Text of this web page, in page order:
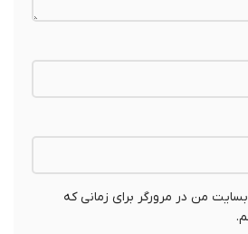
من در مرورگر برای زمانی که